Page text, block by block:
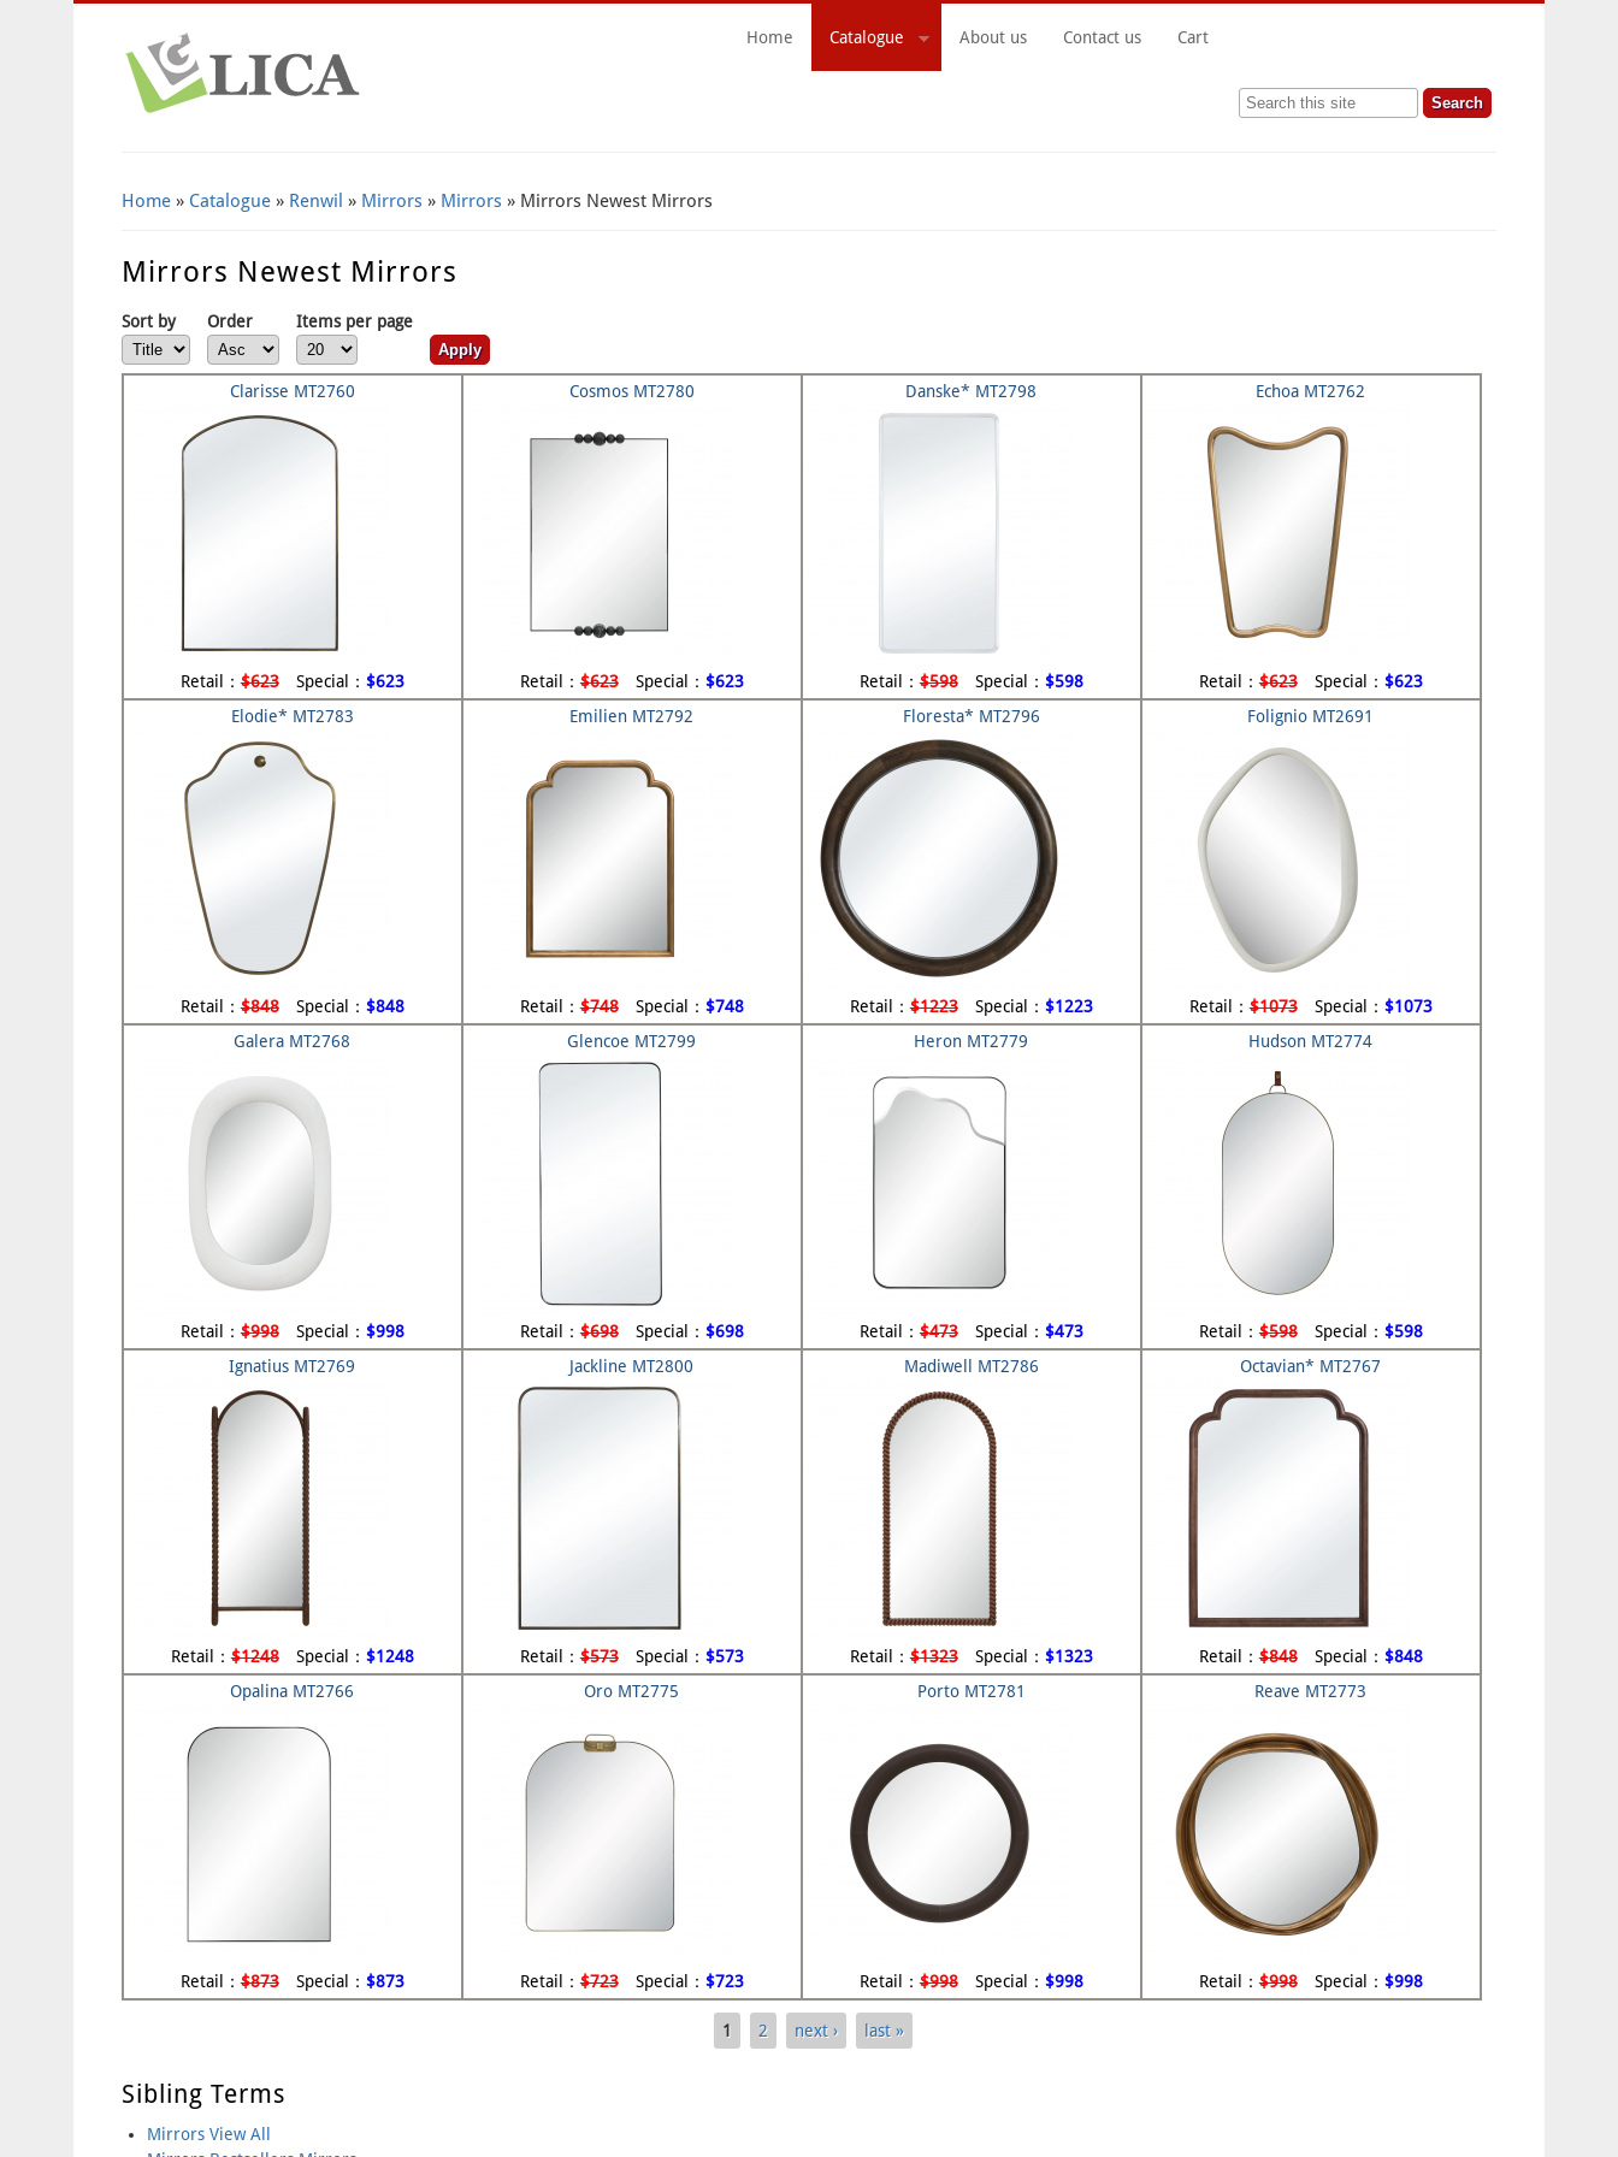
Home Catalogue About us Contact us Cart
Search this site
Home» Catalogue» Renwil » Mirrors » Mirrors » Mirrors Newest Mirrors
Mirrors Newest Mirrors
Sort by Order Items per page
Clarisse MT2760
Retail：$623Special： $623
Cosmos MT2780
Retail：$623Special： $623
Danske* MT2798
Retail：$598Special： $598
Echoa MT2762
Retail：$623Special： $623
Elodie* MT2783
Retail：$848Special： $848
Emilien MT2792
Retail：$748Special： $748
Floresta* MT2796
Retail：$1223Special： $1223
Folignio MT2691
Retail：$1073Special： $1073
Galera MT2768
Retail：$998Special： $998
Glencoe MT2799
Retail：$698Special： $698
Heron MT2779
Retail：$473Special： $473
Hudson MT2774
Retail：$598Special： $598
Ignatius MT2769
Retail：$1248Special： $1248
Jackline MT2800
Retail：$573Special： $573
Madiwell MT2786
Retail：$1323Special： $1323
Octavian* MT2767
Retail：$848Special： $848
Opalina MT2766
Retail：$873Special： $873
Oro MT2775
Retail：$723Special： $723
Porto MT2781
Retail：$998Special： $998
Reave MT2773
Retail：$998Special： $998
1 2 next › last »
Sibling Terms
Mirrors View All